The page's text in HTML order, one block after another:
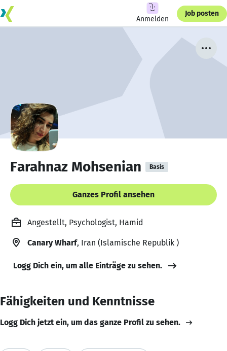
Anmelden
Job posten
Farahnaz Mohsenian Basis
Ganzes Profil ansehen
Angestellt, Psychologist, Hamid
Canary Wharf, Iran (Islamische Republik )
Logg Dich ein, um alle Einträge zu sehen.
Fähigkeiten und Kenntnisse
Logg Dich jetzt ein, um das ganze Profil zu sehen.